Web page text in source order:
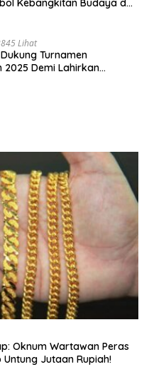
Kebangkitan Budaya dan
Lihat
Turnamen
2025 Demi Lahirkan
Oknum Wartawan Peras
Untung Jutaan Rupiah!